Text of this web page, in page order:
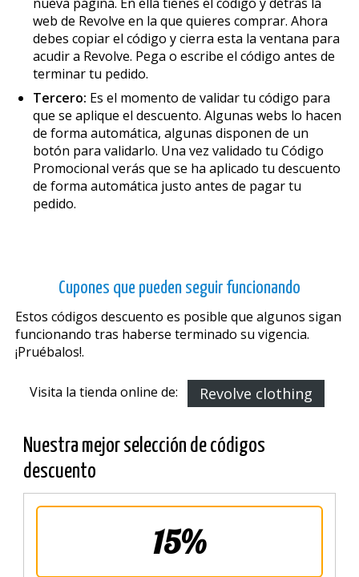
web de Revolve en la que quieres comprar. Ahora
debes copiar el código y cierra esta la ventana para
acudir a Revolve. Pega o escribe el código antes de
terminar tu pedido.
Tercero: Es el momento de validar tu código para
que se aplique el descuento. Algunas webs lo hacen
de forma automática, algunas disponen de un
botón para validarlo. Una vez validado tu Código
Promocional verás que se ha aplicado tu descuento
de forma automática justo antes de pagar tu
pedido.
Cupones que pueden seguir funcionando
Estos códigos descuento es posible que algunos sigan
funcionando tras haberse terminado su vigencia.
¡Pruébalos!.
Visita la tienda online de: Revolve clothing
Nuestra mejor selección de códigos
descuento
15%